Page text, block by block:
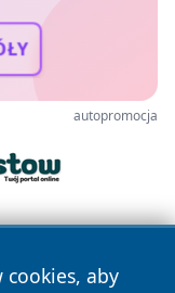
autopromocja
cookies, aby